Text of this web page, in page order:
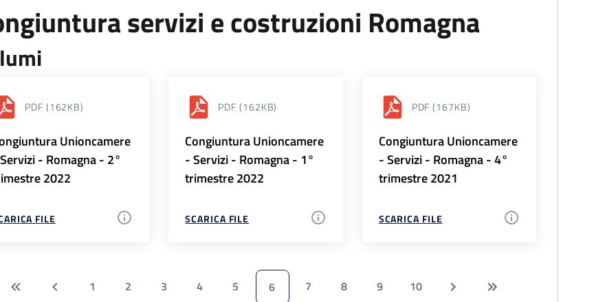
servizi e costruzioni Romagna
PDF (162KB)
Unioncamere
- Romagna - 2°
2022
FILE
PDF (162KB)
Congiuntura Unioncamere
- Servizi - Romagna - 1°
trimestre 2022
SCARICA FILE
PDF (167KB)
Congiuntura Unioncamere
- Servizi - Romagna - 4°
trimestre 2021
SCARICA FILE
1 2 3 4 5 6 7 8 9 10